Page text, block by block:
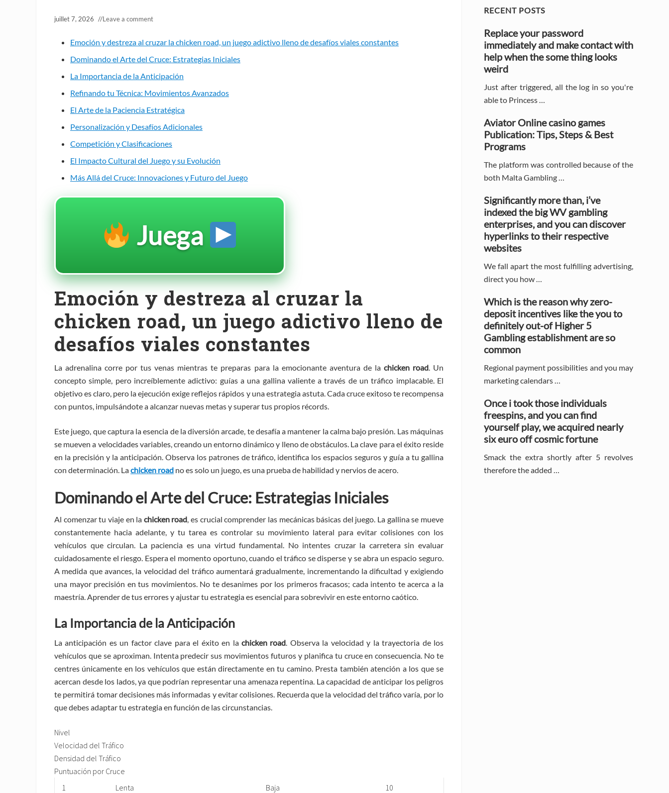
juillet 7, 2026 //Leave a comment
Emoción y destreza al cruzar la chicken road, un juego adictivo lleno de desafíos viales constantes
Dominando el Arte del Cruce: Estrategias Iniciales
La Importancia de la Anticipación
Refinando tu Técnica: Movimientos Avanzados
El Arte de la Paciencia Estratégica
Personalización y Desafíos Adicionales
Competición y Clasificaciones
El Impacto Cultural del Juego y su Evolución
Más Allá del Cruce: Innovaciones y Futuro del Juego
Juega
Emoción y destreza al cruzar la
chicken road, un juego adictivo lleno de
desafíos viales constantes
La adrenalina corre por tus venas mientras te preparas para la emocionante aventura de la chicken road. Un
concepto simple, pero increíblemente adictivo: guías a una gallina valiente a través de un tráfico implacable. El
objetivo es claro, pero la ejecución exige reflejos rápidos y una estrategia astuta. Cada cruce exitoso te recompensa
con puntos, impulsándote a alcanzar nuevas metas y superar tus propios récords.
Este juego, que captura la esencia de la diversión arcade, te desafía a mantener la calma bajo presión. Las máquinas
se mueven a velocidades variables, creando un entorno dinámico y lleno de obstáculos. La clave para el éxito reside
en la precisión y la anticipación. Observa los patrones de tráfico, identifica los espacios seguros y guía a tu gallina
con determinación. Lachicken road no es solo un juego, es una prueba de habilidad y nervios de acero.
Dominando el Arte del Cruce: Estrategias Iniciales
Al comenzar tu viaje en la chicken road , es crucial comprender las mecánicas básicas del juego. La gallina se mueve
constantemente hacia adelante, y tu tarea es controlar su movimiento lateral para evitar colisiones con los
vehículos que circulan. La paciencia es una virtud fundamental. No intentes cruzar la carretera sin evaluar
cuidadosamente el riesgo. Espera el momento oportuno, cuando el tráfico se disperse y se abra un espacio seguro.
A medida que avances, la velocidad del tráfico aumentará gradualmente, incrementando la dificultad y exigiendo
una mayor precisión en tus movimientos. No te desanimes por los primeros fracasos; cada intento te acerca a la
maestría. Aprender de tus errores y ajustar tu estrategia es esencial para sobrevivir en este entorno caótico.
La Importancia de la Anticipación
La anticipación es un factor clave para el éxito en la chicken road . Observa la velocidad y la trayectoria de los
vehículos que se aproximan. Intenta predecir sus movimientos futuros y planifica tu cruce en consecuencia. No te
centres únicamente en los vehículos que están directamente en tu camino. Presta también atención a los que se
acercan desde los lados, ya que podrían representar una amenaza repentina. La capacidad de anticipar los peligros
te permitirá tomar decisiones más informadas y evitar colisiones. Recuerda que la velocidad del tráfico varía, por lo
que debes adaptar tu estrategia en función de las circunstancias.
Nivel
Velocidad del Tráfico
Densidad del Tráfico
Puntuación por Cruce
1
Lenta Baja
10
Primary
Sidebar
RECENT POSTS
Replace your password
immediately and make contact with
help when the some thing looks
weird
Just after triggered, all the log in so you're
able to Princess …
Aviator Online casino games
Publication: Tips, Steps & Best
Programs
The platform was controlled because of the
both Malta Gambling …
Significantly more than, i’ve
indexed the big WV gambling
enterprises, and you can discover
hyperlinks to their respective
websites
We fall apart the most fulfilling advertising,
direct you how …
Which is the reason why zero-
deposit incentives like the you to
definitely out-of Higher 5
Gambling establishment are so
common
Regional payment possibilities and you may
marketing calendars …
Once i took those individuals
freespins, and you can find
yourself play, we acquired nearly
six euro off cosmic fortune
Smack the extra shortly after 5 revolves
therefore the added …